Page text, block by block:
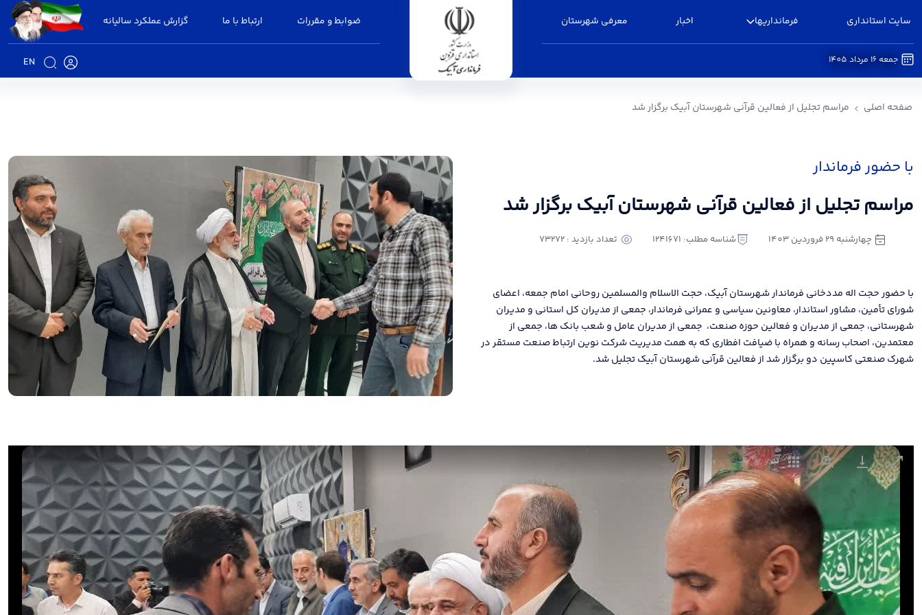
سایت استانداری فرمانداریها اخبار معرفی شهرستان ضوابط و مقررات ارتباط با ما گزارش عملکرد سالیانه
EN جمعه 16 مرداد 1405
صفحه اصلی مراسم تجلیل از فعالین قرآنی شهرستان آبیک برگزار شد
با حضور فرماندار
مراسم تجلیل از فعالین قرآنی شهرستان آبیک برگزار شد
چهارشنبه 29 فروردین 1403 شناسه مطلب: 1241671 تعداد بازدید : 73272
با حضور حجت اله مددخانی فرماندار شهرستان آبیک، حجت الاسلام والمسلمین روحانی امام جمعه، اعضای
شورای تأمین، مشاور استاندار، معاونین سیاسی و عمرانی فرماندار، جمعی از مدیران کل استانی و مدیران
شهرستانی، جمعی از مدیران و فعالین حوزه صنعت، جمعی از مدیران عامل و شعب بانک ها، جمعی از
معتمدین، اصحاب رسانه و همراه با ضیافت افطاری که به همت مدیریت شرکت نوین ارتباط صنعت مستقر در
شهرک صنعتی کاسپین دو برگزار شد از فعالین قرآنی شهرستان آبیک تجلیل شد.
1
/
7